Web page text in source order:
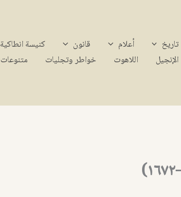
تاريخ أعلام قانون كنيسة انطاكية
الإنجيل
اللاهوت خواطر وتجليات متنوعات